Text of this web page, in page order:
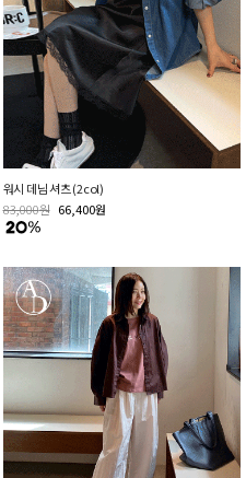
워시 데님 셔츠 (2col)
83,000원 66,400원